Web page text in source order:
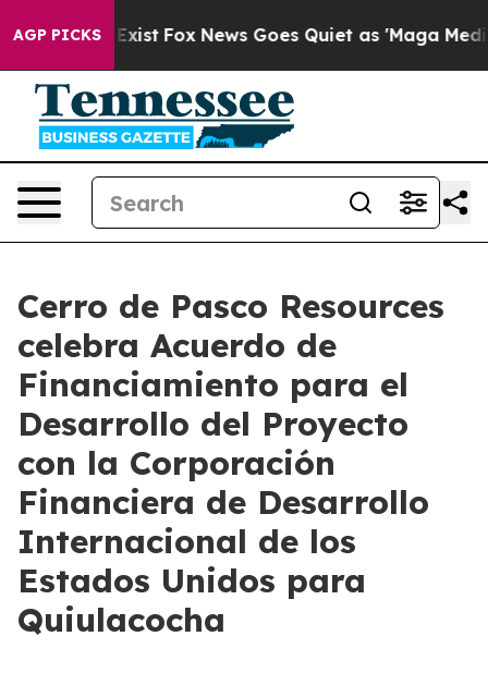
AGP PICKS
Exist Fox News Goes Quiet as 'Maga Media
Cerro de Pasco Resources
celebra Acuerdo de
Financiamiento para el
Desarrollo del Proyecto
con la Corporación
Financiera de Desarrollo
Internacional de los
Estados Unidos para
Quiulacocha